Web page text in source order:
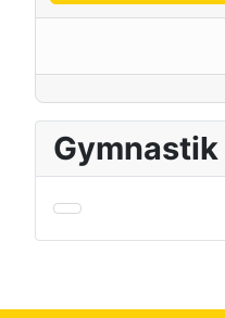
Gymnastik